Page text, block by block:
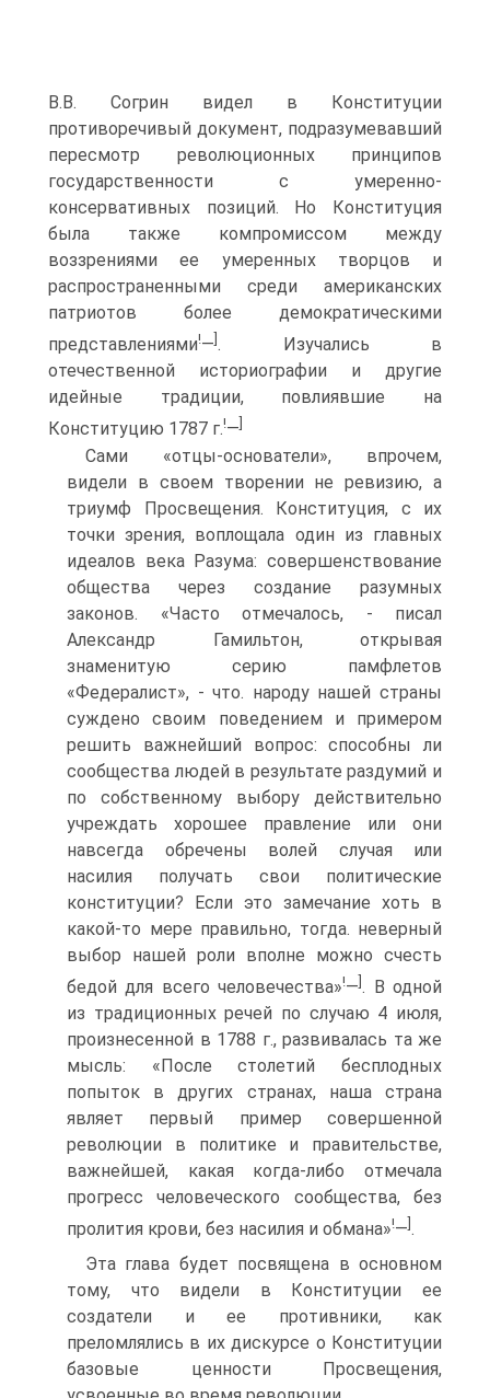
В.В. Согрин видел в Конституции
противоречивый документ, подразумевавший
пересмотр революционных принципов
государственности с умеренно­
консервативных позиций. Но Конституция
была также компромиссом между
воззрениями ее умеренных творцов и
распространенными среди американских
патриотов более демократическими
представлениями!—. Изучались в
отечественной историографии и другие
идейные традиции, повлиявшие на
Конституцию 1787 г.!—
Сами «отцы-основатели», впрочем,
видели в своем творении не ревизию, а
триумф Просвещения. Конституция, с их
точки зрения, воплощала один из главных
идеалов века Разума: совершенствование
общества через создание разумных
законов. «Часто отмечалось, - писал
Александр Гамильтон, открывая
знаменитую серию памфлетов
«Федералист», - что. народу нашей страны
суждено своим поведением и примером
решить важнейший вопрос: способны ли
сообщества людей в результате раздумий и
по собственному выбору действительно
учреждать хорошее правление или они
навсегда обречены волей случая или
насилия получать свои политические
конституции? Если это замечание хоть в
какой-то мере правильно, тогда. неверный
выбор нашей роли вполне можно счесть
бедой для всего человечества»!—]. В одной
из традиционных речей по случаю 4 июля,
произнесенной в 1788 г., развивалась та же
мысль: «После столетий бесплодных
попыток в других странах, наша страна
являет первый пример совершенной
революции в политике и правительстве,
важнейшей, какая когда-либо отмечала
прогресс человеческого сообщества, без
пролития крови, без насилия и обмана»!—.
Эта глава будет посвящена в основном
тому, что видели в Конституции ее
создатели и ее противники, как
преломлялись в их дискурсе о Конституции
базовые ценности Просвещения,